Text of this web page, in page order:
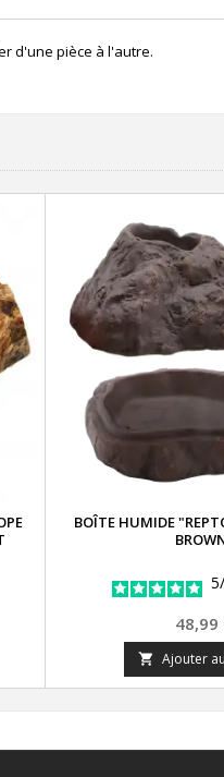
d'une pièce à l'autre.
BOÎTE HUMIDE
5/
Prix
48,99
 Ajouter